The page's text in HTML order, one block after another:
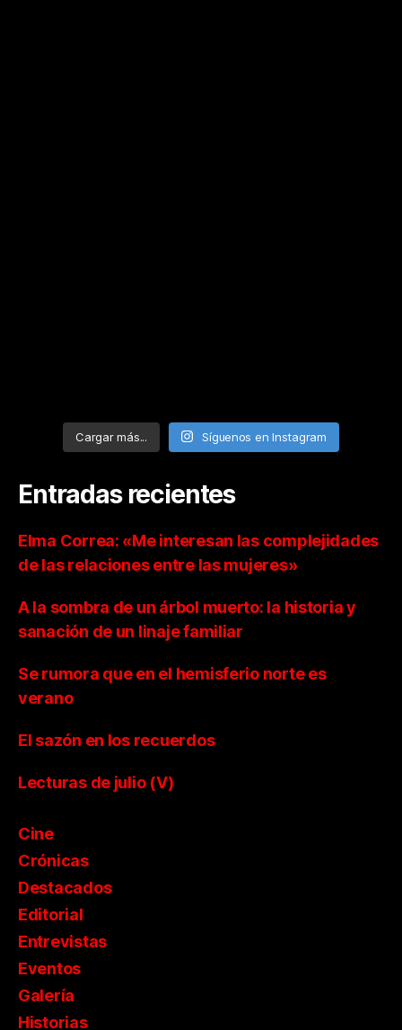
Cargar más... Síguenos en Instagram
Entradas recientes
Elma Correa: «Me interesan las complejidades
de las relaciones entre las mujeres»
A la sombra de un árbol muerto: la historia y
sanación de un linaje familiar
Se rumora que en el hemisferio norte es
verano
El sazón en los recuerdos
Lecturas de julio (V)
Cine
Crónicas
Destacados
Editorial
Entrevistas
Eventos
Galería
Historias